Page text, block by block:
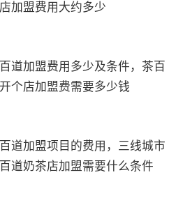
加盟费用大约多少
道加盟费用多少及条件，茶百
个店加盟费需要多少钱
道加盟项目的费用，三线城市
道奶茶店加盟需要什么条件